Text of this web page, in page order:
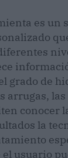
es un
grado de
arrugas, las
conocer
la
usuario